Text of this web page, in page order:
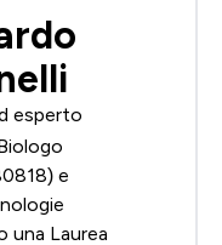
esperto
e
una Laurea